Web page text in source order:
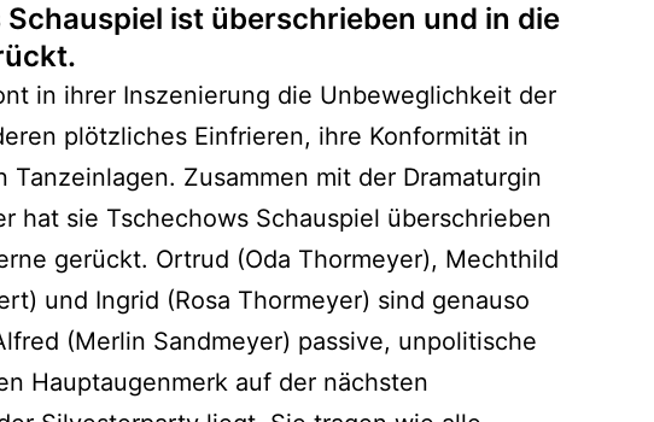
ist überschrieben und in die
in ihrer Inszenierung die Unbeweglichkeit der
plötzliches Einfrieren, ihre Konformität in
Tanzeinlagen. Zusammen mit der Dramaturgin
hat sie Tschechows Schauspiel überschrieben
gerückt. Ortrud (Oda Thormeyer), Mechthild
und Ingrid (Rosa Thormeyer) sind genauso
(Merlin Sandmeyer) passive, unpolitische
Hauptaugenmerk auf der nächsten